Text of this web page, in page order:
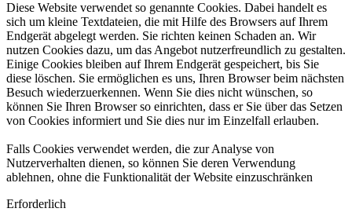
Diese Website verwendet so genannte Cookies. Dabei handelt es
sich um kleine Textdateien, die mit Hilfe des Browsers auf Ihrem
Endgerät abgelegt werden. Sie richten keinen Schaden an. Wir
nutzen Cookies dazu, um das Angebot nutzerfreundlich zu gestalten.
Einige Cookies bleiben auf Ihrem Endgerät gespeichert, bis Sie
diese löschen. Sie ermöglichen es uns, Ihren Browser beim nächsten
Besuch wiederzuerkennen. Wenn Sie dies nicht wünschen, so
können Sie Ihren Browser so einrichten, dass er Sie über das Setzen
von Cookies informiert und Sie dies nur im Einzelfall erlauben.
Falls Cookies verwendet werden, die zur Analyse von
Nutzerverhalten dienen, so können Sie deren Verwendung
ablehnen, ohne die Funktionalität der Website einzuschränken
Erforderlich